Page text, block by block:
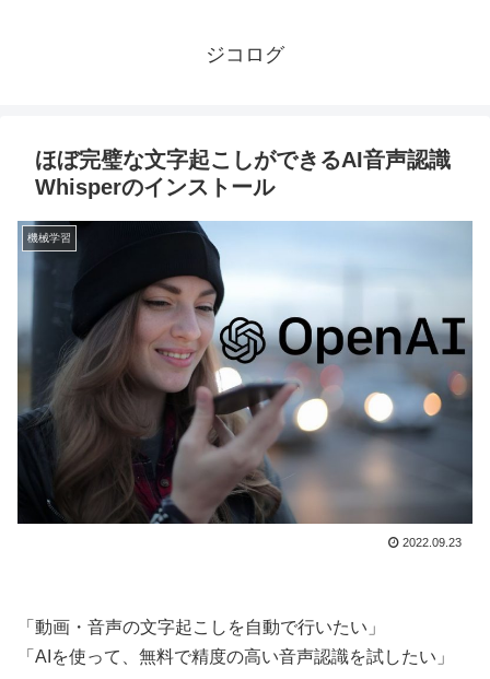
ジコログ
ほぼ完璧な文字起こしができるAI音声認識
Whisperのインストール
機械学習
2022.09.23
「動画・音声の文字起こしを自動で行いたい」
「AIを使って、無料で精度の高い音声認識を試したい」